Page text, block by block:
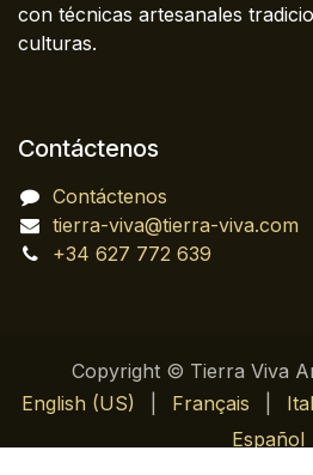
con técnicas artesanales
culturas.
Contáctenos
Contáctenos
tierra-viva@tierra-viva.com
+34 627 772 639
Copyright © Tierra Viva
English (US)
Français
Español